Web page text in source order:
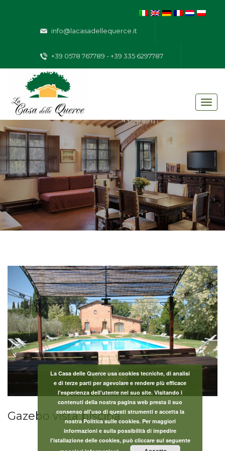
info@lacasadellequerce.it
+39 0578 767789 - +39 335 6297787
Gazebo vista piscina
La Casa delle Querce usa cookies tecniche, di analisi
e di terze parti per agevolare e rendere più efficace
l'esperienza dell'utente nel suo site. Visitando i
contenuti della nostra pagina web presta il suo
consenso all'uso di questi strumenti e accetta la
nostra Politica sulle cookies. Per maggiori
informazioni e sulla possibilità di impedire
l'istallazione delle cookies, può cliccare sul seguente